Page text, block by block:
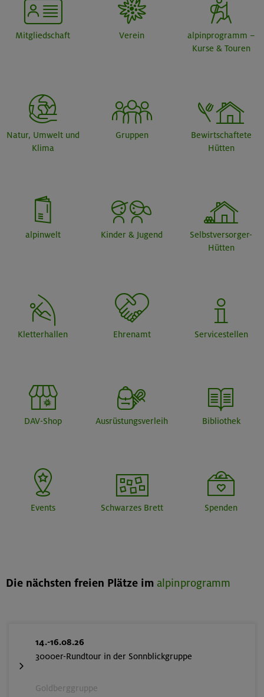
Mitgliedschaft Verein
alpinprogramm –
Kurse & Touren
Natur, Umwelt und
Klima
Gruppen
Bewirtschaftete
Hütten
alpinwelt Kinder & Jugend
Selbstversorger-
Hütten
Kletterhallen Ehrenamt Servicestellen
DAV-Shop Ausrüstungsverleih Bibliothek
Events Schwarzes Brett Spenden
Die nächsten freien Plätze im alpinprogramm
14.-16.08.26
3000er-Rundtour in der Sonnblickgruppe
Goldberggruppe